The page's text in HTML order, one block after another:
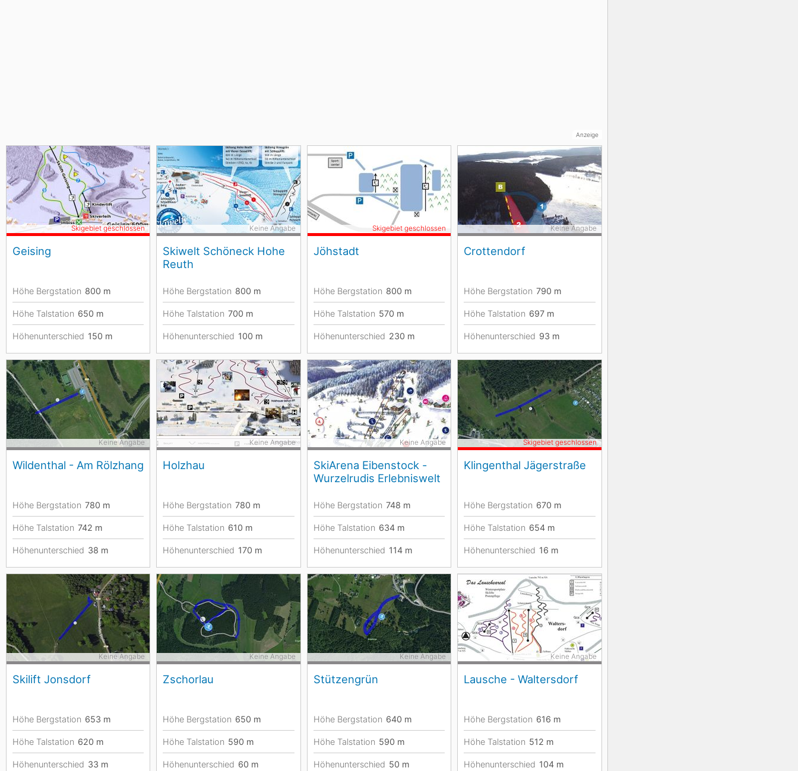
Anzeige
Geising
Skigebiet geschlossen
Höhe Bergstation 800 m
Höhe Talstation 650 m
Höhenunterschied 150 m
Skiwelt Schöneck Hohe
Reuth
Keine Angabe
Höhe Bergstation 800 m
Höhe Talstation 700 m
Höhenunterschied 100 m
Jöhstadt
Skigebiet geschlossen
Höhe Bergstation 800 m
Höhe Talstation 570 m
Höhenunterschied 230 m
Crottendorf
Keine Angabe
Höhe Bergstation 790 m
Höhe Talstation 697 m
Höhenunterschied 93 m
Wildenthal - Am Rölzhang
Keine Angabe
Höhe Bergstation 780 m
Höhe Talstation 742 m
Höhenunterschied 38 m
Holzhau
Keine Angabe
Höhe Bergstation 780 m
Höhe Talstation 610 m
Höhenunterschied 170 m
SkiArena Eibenstock -
Wurzelrudis Erlebniswelt
Keine Angabe
Höhe Bergstation 748 m
Höhe Talstation 634 m
Höhenunterschied 114 m
Klingenthal Jägerstraße
Skigebiet geschlossen
Höhe Bergstation 670 m
Höhe Talstation 654 m
Höhenunterschied 16 m
Skilift Jonsdorf
Keine Angabe
Höhe Bergstation 653 m
Höhe Talstation 620 m
Höhenunterschied 33 m
Zschorlau
Keine Angabe
Höhe Bergstation 650 m
Höhe Talstation 590 m
Höhenunterschied 60 m
Stützengrün
Keine Angabe
Höhe Bergstation 640 m
Höhe Talstation 590 m
Höhenunterschied 50 m
Lausche - Waltersdorf
Keine Angabe
Höhe Bergstation 616 m
Höhe Talstation 512 m
Höhenunterschied 104 m